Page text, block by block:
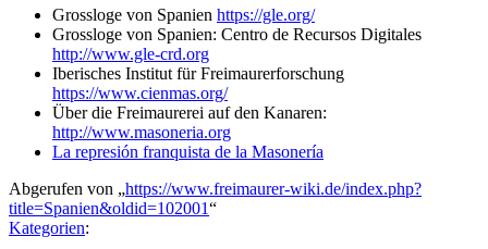
Grossloge von Spanien https://gle.org/
Grossloge von Spanien: Centro de Recursos Digitales
http://www.gle-crd.org
Iberisches Institut für Freimaurerforschung
https://www.cienmas.org/
Über die Freimaurerei auf den Kanaren:
http://www.masoneria.org
La represión franquista de la Masonería
Abgerufen von „https://www.freimaurer-wiki.de/index.php?
title=Spanien&oldid=102001“
Kategorien: